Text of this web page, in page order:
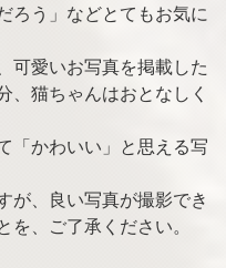
ろう」などとてもお気に
可愛いお写真を掲載した
、猫ちゃんはおとなしく
「かわいい」と思える写
が、良い写真が撮影でき
を、ご了承ください。